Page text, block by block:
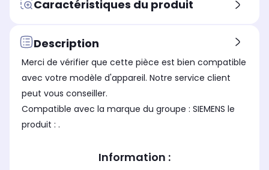
Caractéristiques du produit
Description
Merci de vérifier que cette pièce est bien compatible
avec votre modèle d'appareil. Notre service client
peut vous conseiller.
Compatible avec la marque du groupe : SIEMENS le
produit : .
Information :